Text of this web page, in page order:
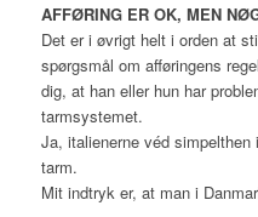
AFFØRING ER OK, MEN
Det er i øvrigt helt i orden at
spørgsmål om afføringens
dig, at han eller hun har
tarmsystemet.
Ja, italienerne véd
tarm.
Mit indtryk er, at man i